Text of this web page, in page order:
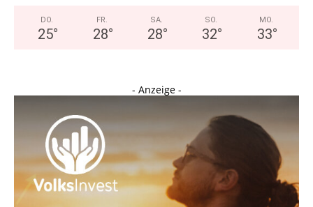
DO.
25°
FR.
28°
SA.
28°
SO.
32°
MO.
33°
- Anzeige -